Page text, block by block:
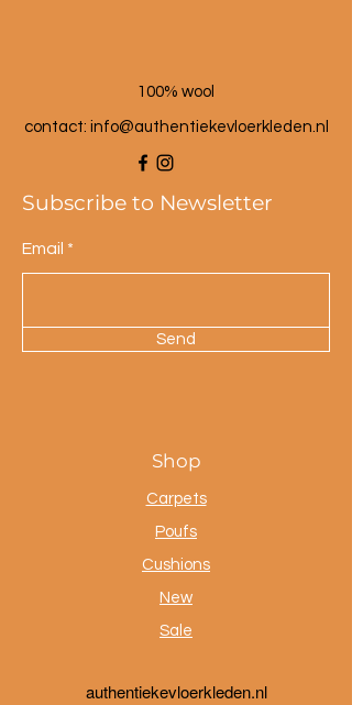
100% wool
contact: info@authentiekevloerkleden.nl
Subscribe to Newsletter
Email
Send
Shop
Carpets
Poufs
Cushions
New
Sale
authentiekevloerkleden.nl